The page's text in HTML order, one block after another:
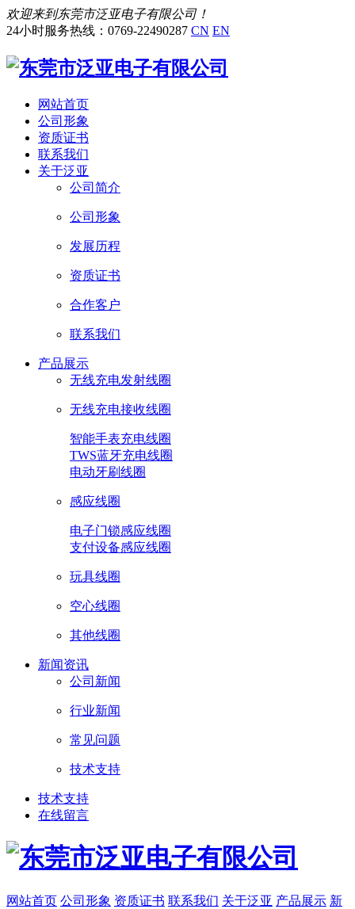
欢迎来到东莞市泛亚电子有限公司！
24小时服务热线：0769-22490287 CN EN
网站首页
公司形象
资质证书
联系我们
关于泛亚
公司简介
公司形象
发展历程
资质证书
合作客户
联系我们
产品展示
无线充电发射线圈
无线充电接收线圈
智能手表充电线圈
TWS蓝牙充电线圈
电动牙刷线圈
感应线圈
电子门锁感应线圈
支付设备感应线圈
玩具线圈
空心线圈
其他线圈
新闻资讯
公司新闻
行业新闻
常见问题
技术支持
技术支持
在线留言
网站首页 公司形象 资质证书 联系我们 关于泛亚 产品展示 新